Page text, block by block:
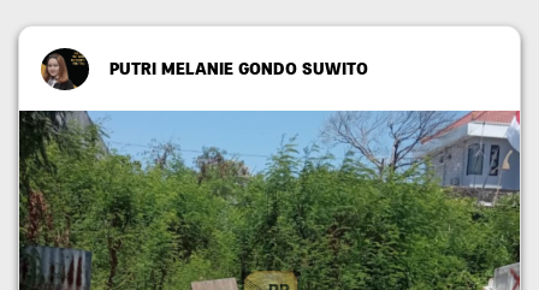
PUTRI MELANIE GONDO SUWITO